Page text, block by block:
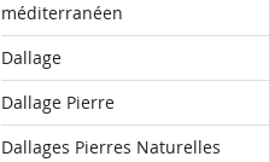
méditerranéen
Dallage
Dallage Pierre
Dallages Pierres Naturelles